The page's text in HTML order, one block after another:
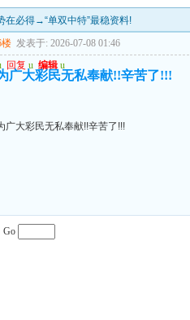
在必得→“单双中特”最稳资料!
楼 发表于: 2026-07-08 01:46
回复 u 编辑 u
广大彩民无私奉献!!辛苦了!!!
广大彩民无私奉献!!辛苦了!!!